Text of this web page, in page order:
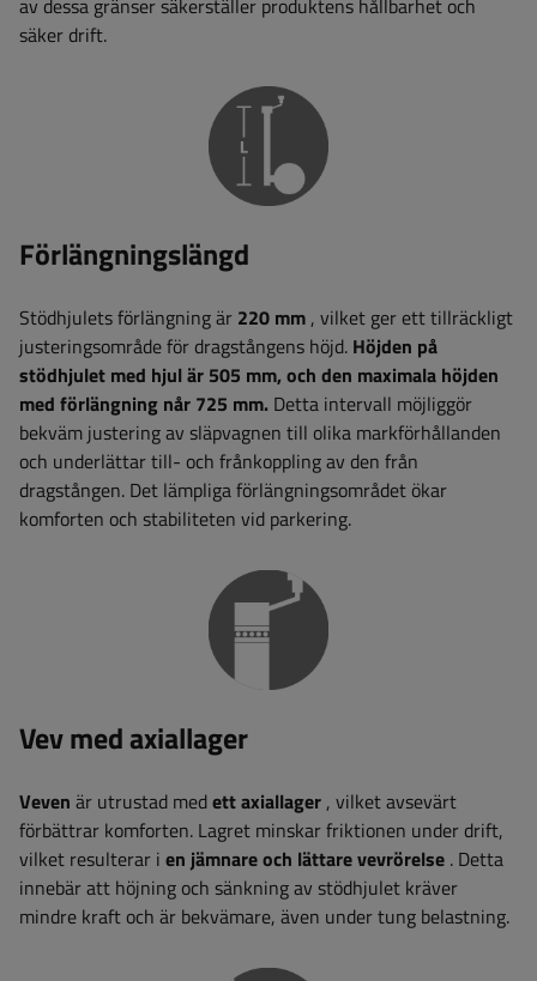
av dessa gränser säkerställer produktens hållbarhet och
säker drift.
Förlängningslängd
Stödhjulets förlängning är 220 mm , vilket ger ett tillräckligt
justeringsområde för dragstångens höjd. Höjden på
stödhjulet med hjul är 505 mm, och den maximala höjden
med förlängning når 725 mm. Detta intervall möjliggör
bekväm justering av släpvagnen till olika markförhållanden
och underlättar till- och frånkoppling av den från
dragstången. Det lämpliga förlängningsområdet ökar
komforten och stabiliteten vid parkering.
Vev med axiallager
Veven är utrustad medett axiallager , vilket avsevärt
förbättrar komforten. Lagret minskar friktionen under drift,
vilket resulterar i en jämnare och lättare vevrörelse . Detta
innebär att höjning och sänkning av stödhjulet kräver
mindre kraft och är bekvämare, även under tung belastning.